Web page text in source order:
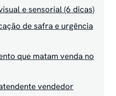
e sensorial (6 dicas)
de safra e urgência
que matam venda no
vendedor